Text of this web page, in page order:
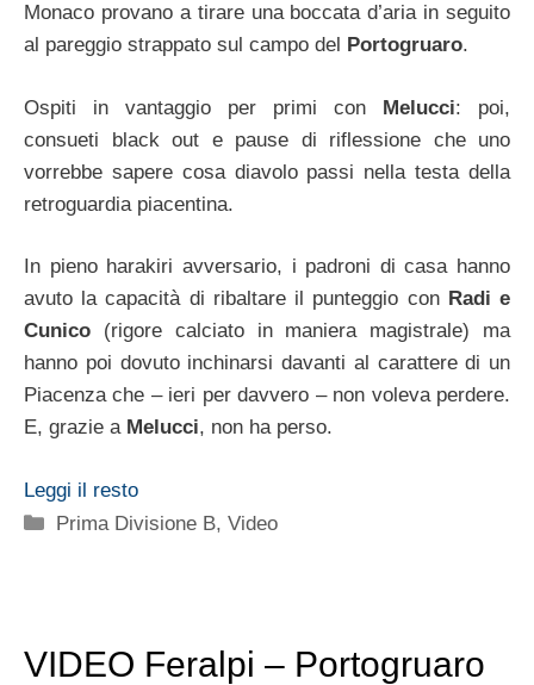
Monaco provano a tirare una boccata d’aria in seguito
al pareggio strappato sul campo del
Portogruaro.
Ospiti in vantaggio per primi con Melucci: poi,
consueti black out e pause di riflessione che uno
vorrebbe sapere cosa diavolo passi nella testa della
retroguardia piacentina.
In pieno harakiri avversario, i padroni di casa hanno
avuto la capacità di ribaltare il punteggio con Radi e
Cunico (rigore calciato in maniera magistrale) ma
hanno poi dovuto inchinarsi davanti al carattere di un
Piacenza che – ieri per davvero – non voleva perdere.
E, grazie a Melucci, non ha perso.
Leggi il resto
Categorie
Prima Divisione B,Video
VIDEO Feralpi – Portogruaro